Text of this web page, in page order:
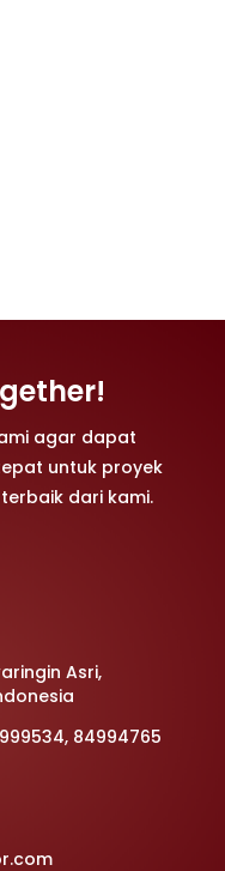
agar dapat
untuk proyek
dari kami.
Asri,
84994765